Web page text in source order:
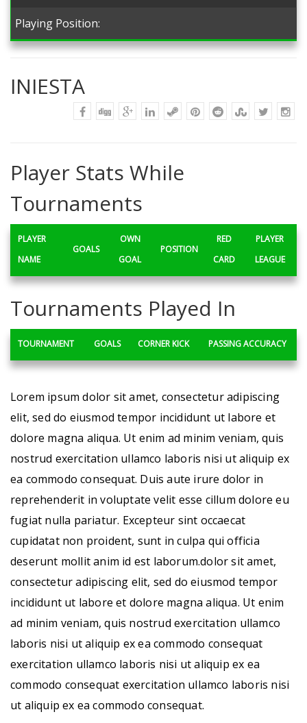
Playing Position:
INIESTA
Player Stats While
Tournaments
PLAYER
NAME
GOALS
OWN
GOAL
POSITION
RED
CARD
PLAYER
LEAGUE
Tournaments Played In
TOURNAMENT GOALS CORNER KICK PASSING ACCURACY
Lorem ipsum dolor sit amet, consectetur adipiscing
elit, sed do eiusmod tempor incididunt ut labore et
dolore magna aliqua. Ut enim ad minim veniam, quis
nostrud exercitation ullamco laboris nisi ut aliquip ex
ea commodo consequat. Duis aute irure dolor in
reprehenderit in voluptate velit esse cillum dolore eu
fugiat nulla pariatur. Excepteur sint occaecat
cupidatat non proident, sunt in culpa qui officia
deserunt mollit anim id est laborum.dolor sit amet,
consectetur adipiscing elit, sed do eiusmod tempor
incididunt ut labore et dolore magna aliqua. Ut enim
ad minim veniam, quis nostrud exercitation ullamco
laboris nisi ut aliquip ex ea commodo consequat
exercitation ullamco laboris nisi ut aliquip ex ea
commodo consequat exercitation ullamco laboris nisi
ut aliquip ex ea commodo consequat.